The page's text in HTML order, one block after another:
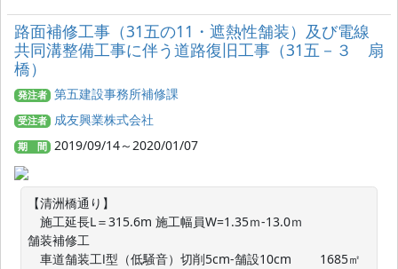
路面補修工事（31五の11・遮熱性舗装）及び電線
共同溝整備工事に伴う道路復旧工事（31五－３ 扇
橋）
発注者 第五建設事務所補修課
受注者 成友興業株式会社
期 間 2019/09/14～2020/01/07
【清洲橋通り】
施工延長L＝315.6m 施工幅員W=1.35ｍ-13.0ｍ
舗装補修工
車道舗装工Ⅰ型（低騒音）切削5cm-舗設10cm        1685㎡